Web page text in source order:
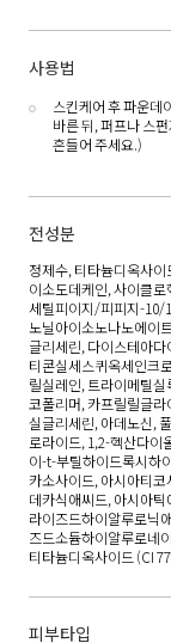
사용법
스킨케어 후 파운데
바른 뒤, 퍼프나 스
흔들어 주세요.)
전성분
정제수, 티타늄디옥사
이소도데케인, 사이클
세틸피이지/피피지-10/
노닐아이소노나노에이
글리세린, 다이스테아
티콘실세스퀴옥세인크
릴실레인, 트라이메틸
코폴리머, 카프릴릴글
실글리세린, 아데노신,
로라이드, 1,2-헥산다이
이-t-부틸하이드록시하
카소사이드, 아시아티
데카식애씨드, 아시아
라이즈드하이알루로닉
즈드소듐하이알루로네
티타늄디옥사이드 (CI
피부타입